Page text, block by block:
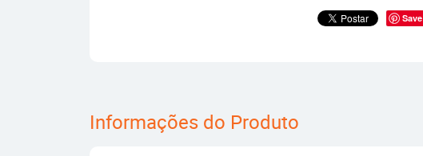
Save
Informações do Produto